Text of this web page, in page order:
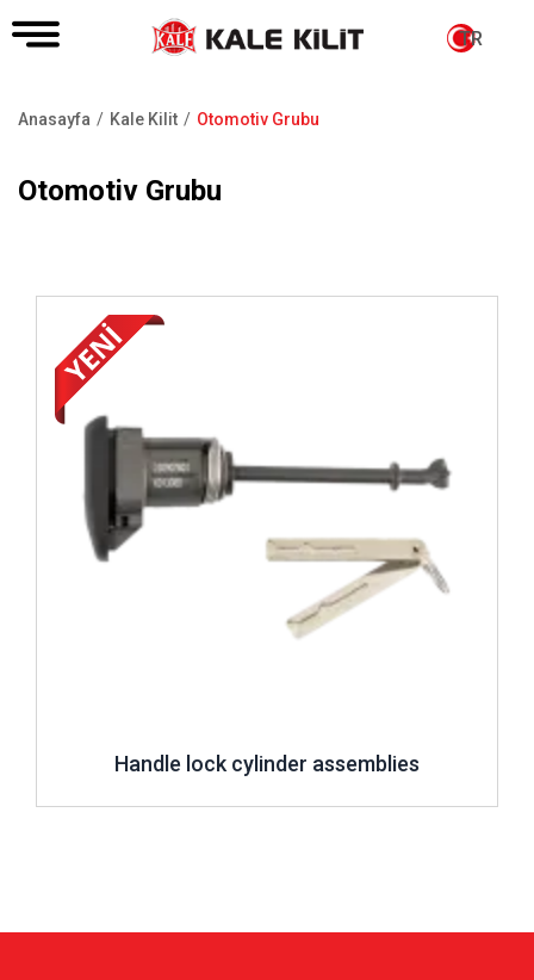
TR
yolu
Anasayfa Kale Kilit Otomotiv Grubu
Otomotiv Grubu
Handle lock cylinder assemblies